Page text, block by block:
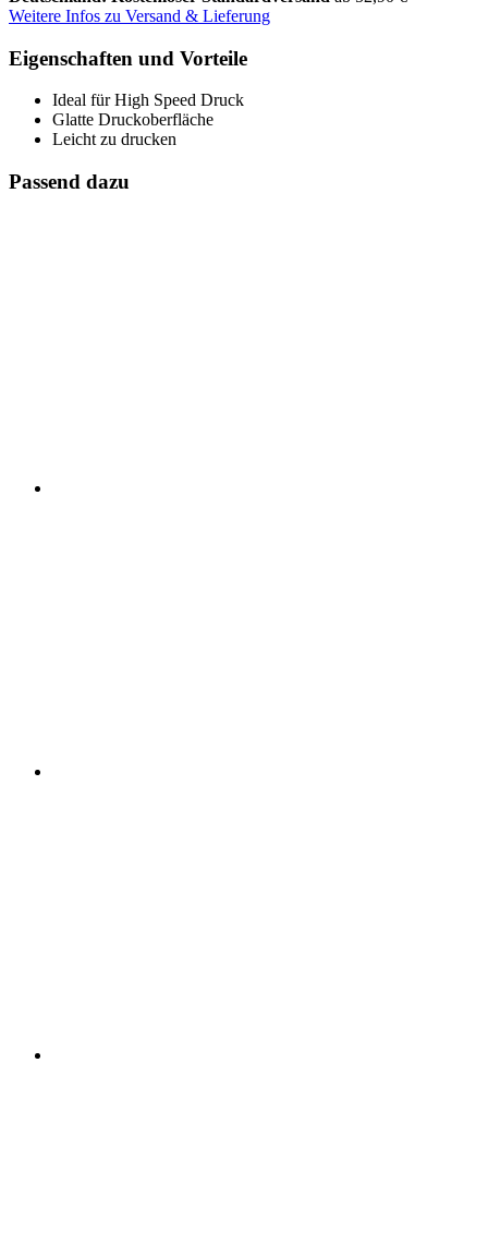
Weitere Infos zu Versand & Lieferung
Eigenschaften und Vorteile
Ideal für High Speed Druck
Glatte Druckoberfläche
Leicht zu drucken
Passend dazu